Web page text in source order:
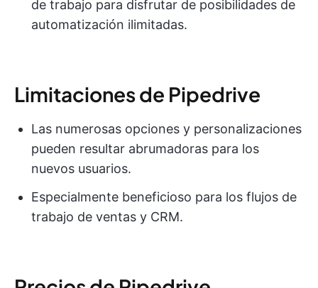
de trabajo para disfrutar de posibilidades de
automatización ilimitadas.
Limitaciones de Pipedrive
Las numerosas opciones y personalizaciones
pueden resultar abrumadoras para los
nuevos usuarios.
Especialmente beneficioso para los flujos de
trabajo de ventas y CRM.